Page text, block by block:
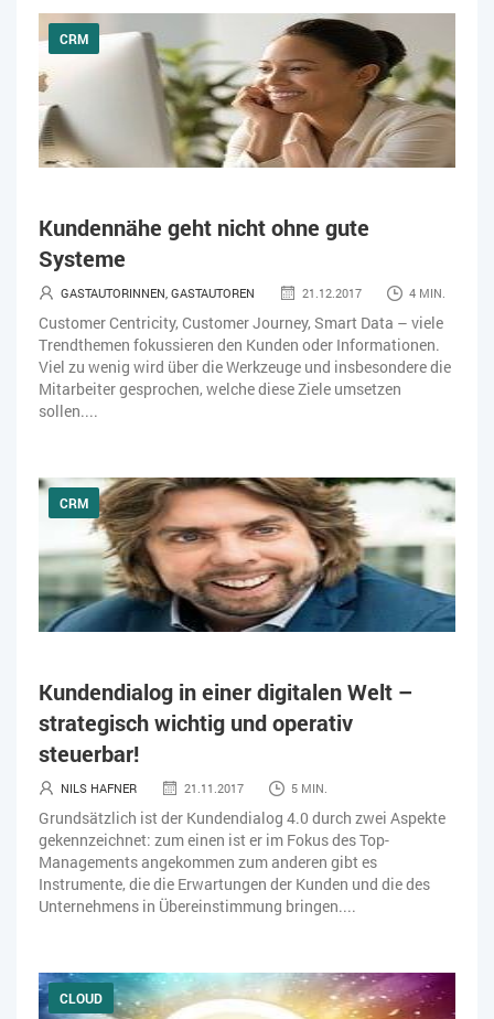
CRM
Kundennähe geht nicht ohne gute
Systeme
GASTAUTORINNEN, GASTAUTOREN 21.12.2017 4 MIN.
Customer Centricity, Customer Journey, Smart Data – viele
Trendthemen fokussieren den Kunden oder Informationen.
Viel zu wenig wird über die Werkzeuge und insbesondere die
Mitarbeiter gesprochen, welche diese Ziele umsetzen
sollen....
CRM
Kundendialog in einer digitalen Welt –
strategisch wichtig und operativ
steuerbar!
NILS HAFNER 21.11.2017 5 MIN.
Grundsätzlich ist der Kundendialog 4.0 durch zwei Aspekte
gekennzeichnet: zum einen ist er im Fokus des Top-
Managements angekommen zum anderen gibt es
Instrumente, die die Erwartungen der Kunden und die des
Unternehmens in Übereinstimmung bringen....
CLOUD